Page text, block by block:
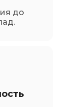
до